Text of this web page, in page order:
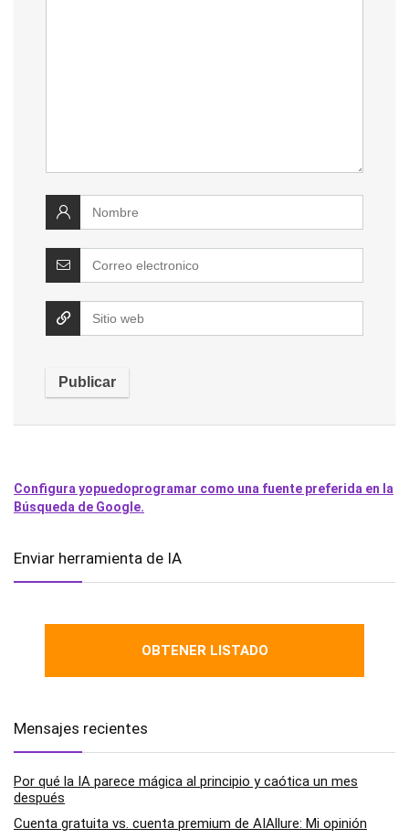
Configura yopuedoprogramar como una fuente preferida en la
Búsqueda de Google.
Enviar herramienta de IA
OBTENER LISTADO
Mensajes recientes
Por qué la IA parece mágica al principio y caótica un mes
después
Cuenta gratuita vs. cuenta premium de AIAllure: Mi opinión